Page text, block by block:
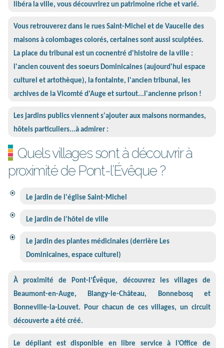
libéra la ville, vous découvrirez un patrimoine riche et varié.
Vous retrouverez dans le rues Saint-Michel et de Vaucelle des
maisons à colombages colorés, certaines sont aussi sculptées.
La place du tribunal est un cocnentré d'histoire de la ville :
l'ancien couvent des soeurs Dominicaines (aujourd'hui espace
culturel et artothèque), la fontainte, l'ancien tribunal, les
archives de la Vicomté d'Auge et surtout...l'ancienne prison !
Les jardins publics viennent s'ajouter aux maisons normandes,
hôtels particuliers...à admirer :
Quels villages sont à découvrir à
proximité de Pont-l’Évêque ?
Le jardin de l'église Saint-Michel
Le jardin de l'hôtel de ville
Le jardin des plantes médicinales (derrière Les
Dominicaines, espace culturel)
À proximité de Pont-l’Évêque, découvrez les villages de
Beaumont-en-Auge, Blangy-le-Château, Bonnebosq et
Bonneville-la-Louvet. Pour chacun de ces villages, un circuit
découverte a été créé.
Le dépliant est disponible en libre service à l’Office de